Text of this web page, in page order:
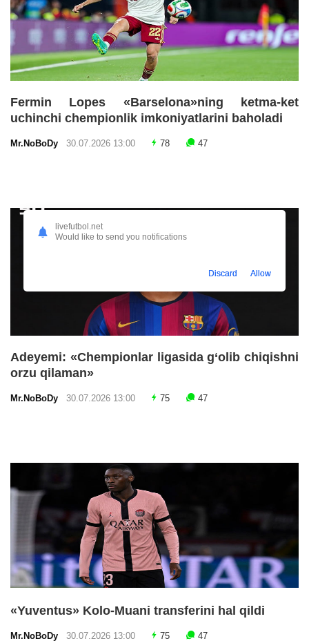
Fermin Lopes «Barselona»ning ketma-ket
uchinchi chempionlik imkoniyatlarini baholadi
Mr.NoBoDy 30.07.2026 13:00 78 47
Adeyemi: «Chempionlar ligasida g‘olib chiqishni
orzu qilaman»
Mr.NoBoDy 30.07.2026 13:00 75 47
«Yuventus» Kolo-Muani transferini hal qildi
Mr.NoBoDy 30.07.2026 13:00 75 47
livefutbol.net
Would like to send you notifications
Discard Allow